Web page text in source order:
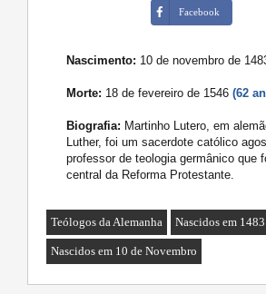
Facebook
Nascimento: 10 de novembro de
Morte: 18 de fevereiro de 1546(62
Biografia: Martinho Lutero, em
Luther, foi um sacerdote católico
professor de teologia germânico que
central da Reforma Protestante.
Teólogos da Alemanha Nascidos em 1483
Nascidos em 10 de Novembro